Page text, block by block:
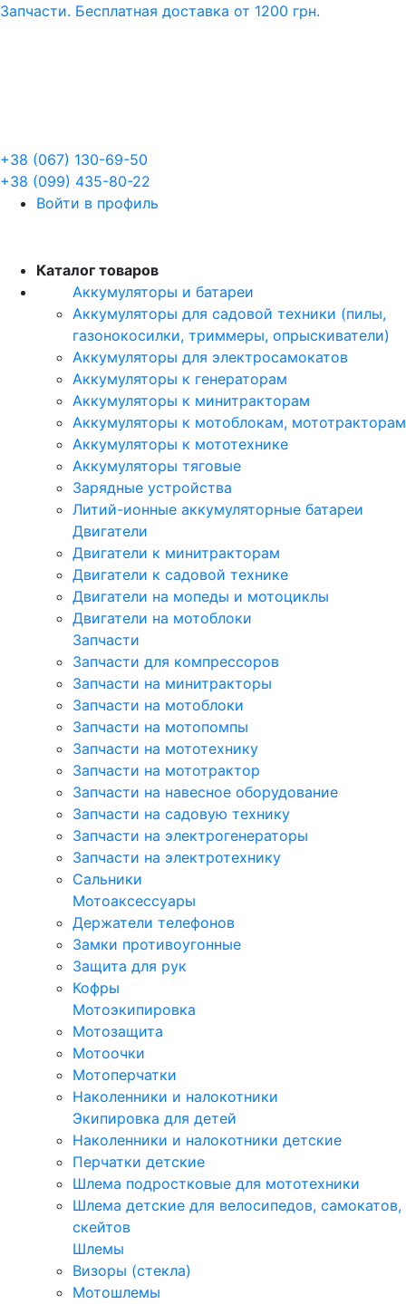
Запчасти. Бесплатная доставка от 1200 грн.
+38 (067) 130-69-50
+38 (099) 435-80-22
Войти в профиль
Каталог товаров
Аккумуляторы и батареи
Аккумуляторы для садовой техники (пилы,
газонокосилки, триммеры, опрыскиватели)
Аккумуляторы для электросамокатов
Аккумуляторы к генераторам
Аккумуляторы к минитракторам
Аккумуляторы к мотоблокам, мототракторам
Аккумуляторы к мототехнике
Аккумуляторы тяговые
Зарядные устройства
Литий-ионные аккумуляторные батареи
Двигатели
Двигатели к минитракторам
Двигатели к садовой технике
Двигатели на мопеды и мотоциклы
Двигатели на мотоблоки
Запчасти
Запчасти для компрессоров
Запчасти на минитракторы
Запчасти на мотоблоки
Запчасти на мотопомпы
Запчасти на мототехнику
Запчасти на мототрактор
Запчасти на навесное оборудование
Запчасти на садовую технику
Запчасти на электрогенераторы
Запчасти на электротехнику
Сальники
Мотоаксессуары
Держатели телефонов
Замки противоугонные
Защита для рук
Кофры
Мотоэкипировка
Мотозащита
Мотоочки
Мотоперчатки
Наколенники и налокотники
Экипировка для детей
Наколенники и налокотники детские
Перчатки детские
Шлема подростковые для мототехники
Шлема детские для велосипедов, самокатов,
скейтов
Шлемы
Визоры (стекла)
Мотошлемы